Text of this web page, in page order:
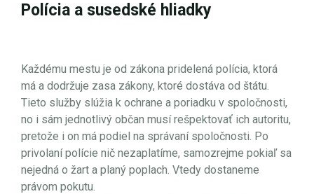
Polícia a susedské hliadky
Každému mestu je od zákona pridelená polícia, ktorá
má a dodržuje zasa zákony, ktoré dostáva od štátu.
Tieto služby slúžia k ochrane a poriadku v spoločnosti,
no i sám jednotlivý občan musí rešpektovať ich autoritu,
pretože i on má podiel na správaní spoločnosti. Po
privolaní polície nič nezaplatíme, samozrejme pokiaľ sa
nejedná o žart a planý poplach. Vtedy dostaneme
právom pokutu.